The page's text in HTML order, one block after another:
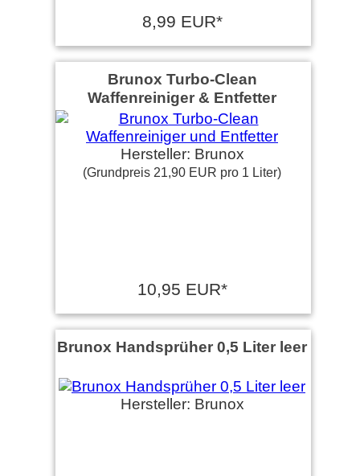
8,99 EUR*
Brunox Turbo-Clean
Waffenreiniger & Entfetter
Hersteller: Brunox
(Grundpreis 21,90 EUR pro 1 Liter)
10,95 EUR*
Brunox Handsprüher 0,5 Liter leer
Hersteller: Brunox